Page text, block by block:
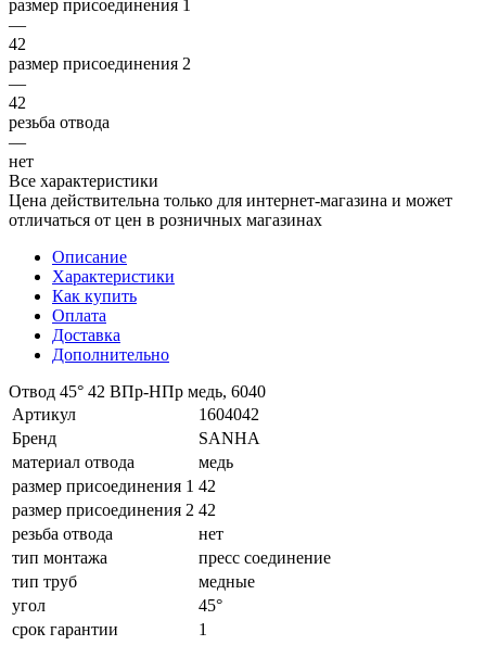
размер присоединения 1
—
42
размер присоединения 2
—
42
резьба отвода
—
нет
Все характеристики
Цена действительна только для интернет-магазина и может
отличаться от цен в розничных магазинах
Описание
Характеристики
Как купить
Оплата
Доставка
Дополнительно
Отвод 45° 42 ВПр-HПр медь, 6040
Артикул
1604042
Бренд
SANHA
материал отвода
медь
размер присоединения 1 42
размер присоединения 2 42
резьба отвода
нет
тип монтажа
пресс соединение
тип труб
медные
угол
45°
срок гарантии
1